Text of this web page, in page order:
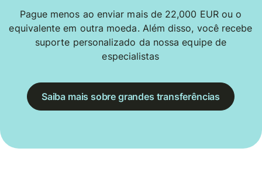
Pague menos ao enviar mais de 22,000 EUR ou o
equivalente em outra moeda. Além disso, você recebe
suporte personalizado da nossa equipe de
especialistas
Saiba mais sobre grandes transferências